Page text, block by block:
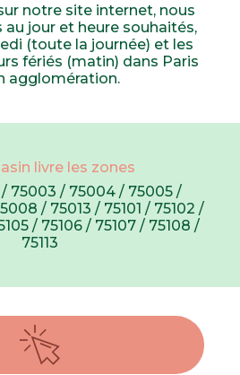
notre site internet, nous
au jour et heure souhaités,
(toute la journée) et les
fériés (matin) dans Paris
agglomération.
livre les zones
75003 / 75004 / 75005 /
/ 75013 / 75101 / 75102 /
/ 75106 / 75107 / 75108 /
75113